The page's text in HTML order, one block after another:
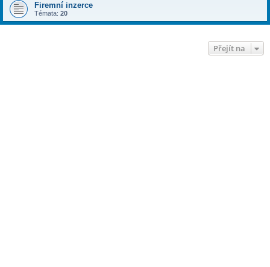
Firemní inzerce
Témata: 20
Přejít na